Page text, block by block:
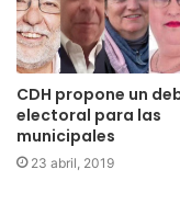
CDH propone un
electoral para las
municipales
23 abril, 2019